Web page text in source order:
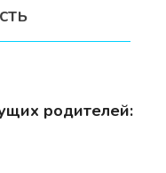
родителей: